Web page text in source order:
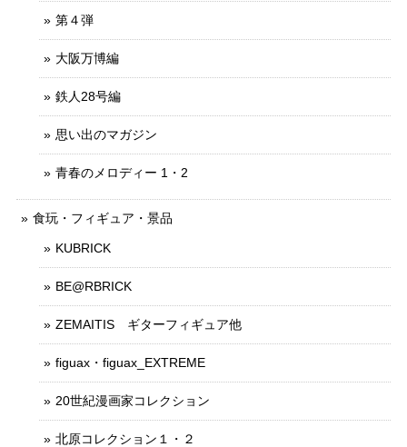
第４弾
大阪万博編
鉄人28号編
思い出のマガジン
青春のメロディー 1・2
食玩・フィギュア・景品
KUBRICK
BE@RBRICK
ZEMAITIS ギターフィギュア他
figuax・figuax_EXTREME
20世紀漫画家コレクション
北原コレクション１・２